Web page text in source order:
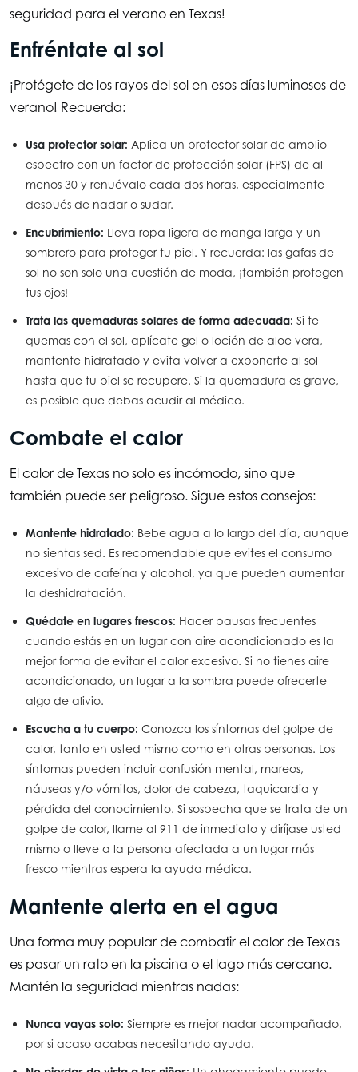
seguridad para el verano en Texas!
Enfréntate al sol
¡Protégete de los rayos del sol en esos días luminosos de
verano! Recuerda:
Usa protector solar: Aplica un protector solar de amplio
espectro con un factor de protección solar (FPS) de al
menos 30 y renuévalo cada dos horas, especialmente
después de nadar o sudar.
Encubrimiento: Lleva ropa ligera de manga larga y un
sombrero para proteger tu piel. Y recuerda: las gafas de
sol no son solo una cuestión de moda, ¡también protegen
tus ojos!
Trata las quemaduras solares de forma adecuada: Si te
quemas con el sol, aplícate gel o loción de aloe vera,
mantente hidratado y evita volver a exponerte al sol
hasta que tu piel se recupere. Si la quemadura es grave,
es posible que debas acudir al médico.
Combate el calor
El calor de Texas no solo es incómodo, sino que
también puede ser peligroso. Sigue estos consejos:
Mantente hidratado: Bebe agua a lo largo del día, aunque
no sientas sed. Es recomendable que evites el consumo
excesivo de cafeína y alcohol, ya que pueden aumentar
la deshidratación.
Quédate en lugares frescos: Hacer pausas frecuentes
cuando estás en un lugar con aire acondicionado es la
mejor forma de evitar el calor excesivo. Si no tienes aire
acondicionado, un lugar a la sombra puede ofrecerte
algo de alivio.
Escucha a tu cuerpo: Conozca los síntomas del golpe de
calor, tanto en usted mismo como en otras personas. Los
síntomas pueden incluir confusión mental, mareos,
náuseas y/o vómitos, dolor de cabeza, taquicardia y
pérdida del conocimiento. Si sospecha que se trata de un
golpe de calor, llame al 911 de inmediato y diríjase usted
mismo o lleve a la persona afectada a un lugar más
fresco mientras espera la ayuda médica.
Mantente alerta en el agua
Una forma muy popular de combatir el calor de Texas
es pasar un rato en la piscina o el lago más cercano.
Mantén la seguridad mientras nadas:
Nunca vayas solo: Siempre es mejor nadar acompañado,
por si acaso acabas necesitando ayuda.